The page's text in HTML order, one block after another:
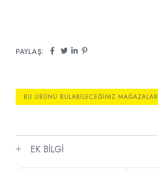
PAYLAŞ:
BU ÜRÜNÜ BULABILECEĞINIZ MAĞAZALAR
EK BILGI